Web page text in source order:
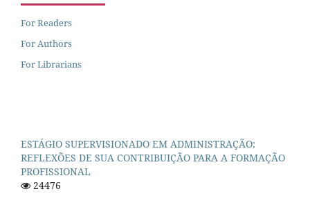
For Readers
For Authors
For Librarians
ESTÁGIO SUPERVISIONADO EM ADMINISTRAÇÃO:
REFLEXÕES DE SUA CONTRIBUIÇÃO PARA A FORMAÇÃO
PROFISSIONAL
24476